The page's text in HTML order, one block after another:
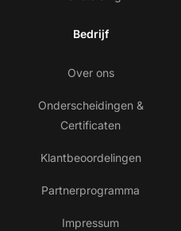
Bedrijf
Over ons
Onderscheidingen &
Certificaten
Klantbeoordelingen
Partnerprogramma
Impressum